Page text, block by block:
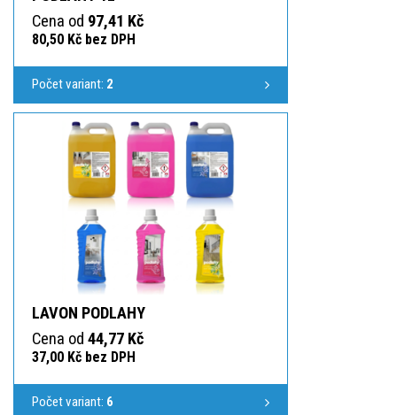
Cena od 97,41 Kč
80,50 Kč bez DPH
Počet variant: 2
LAVON PODLAHY
Cena od 44,77 Kč
37,00 Kč bez DPH
Počet variant: 6